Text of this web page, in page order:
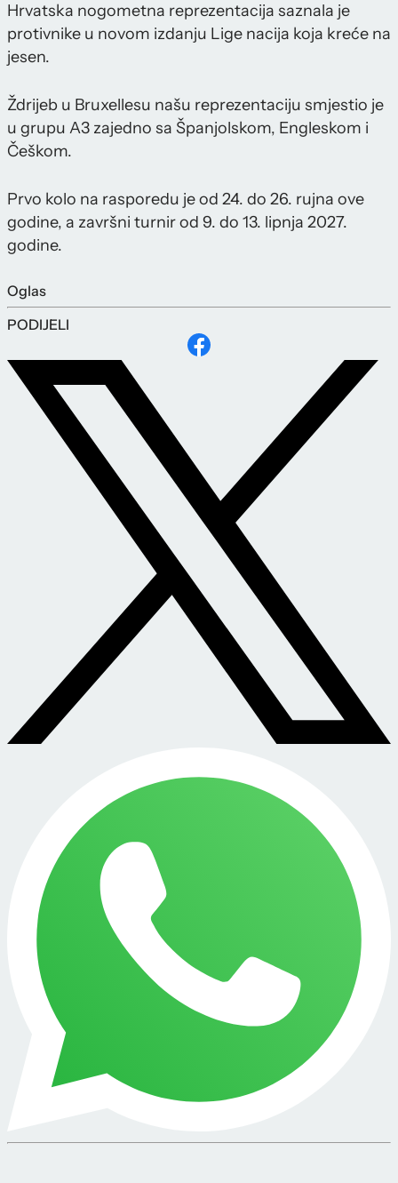
Hrvatska nogometna reprezentacija saznala je
protivnike u novom izdanju Lige nacija koja kreće na
jesen.
Ždrijeb u Bruxellesu našu reprezentaciju smjestio je
u grupu A3 zajedno sa Španjolskom, Engleskom i
Češkom.
Prvo kolo na rasporedu je od 24. do 26. rujna ove
godine, a završni turnir od 9. do 13. lipnja 2027.
godine.
Oglas
PODIJELI